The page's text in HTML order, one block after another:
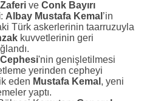
veConk Bayırı
: Albay Mustafa Kemal ’in
Türk askerlerinin taarruzuyla
kuvvetlerinin geri
'nin genişletilmesi
yerinden cepheyi
eden Mustafa Kemal , yeni
yaptı.